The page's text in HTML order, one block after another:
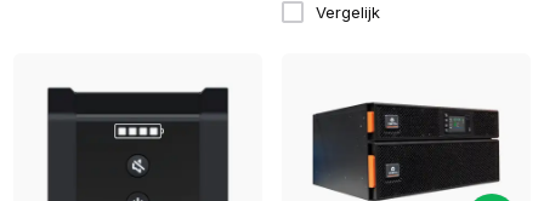
Vergelijk